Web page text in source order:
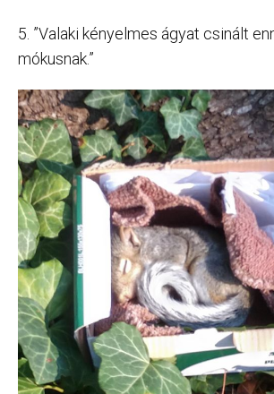
5. ”Valaki kényelmes ágyat csinált
mókusnak.”